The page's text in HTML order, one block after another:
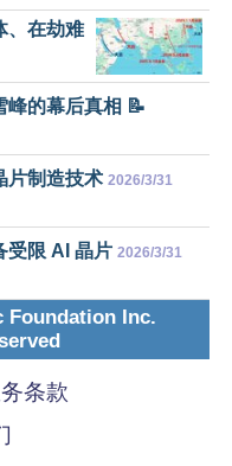
、在劫难
峰的幕后真相 📝
片制造技术 2026/3/31
受限 AI 晶片 2026/3/31
Inc.
条款